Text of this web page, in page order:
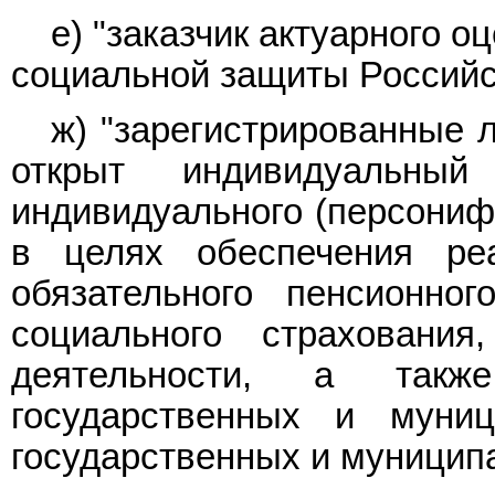
е) "заказчик актуарного
социальной защиты
ж) "зарегистрированные
открыт
индивидуального
в целях обеспечения
обязательного
социального
деятельности, а
государственных и
государственных и